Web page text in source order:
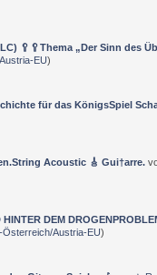
🥄🥄Thema „Der Sinn des
EU)
für das KönigsSpiel
Acoustic 🎸 Gui†arre.
DEM
Österreich/Austria-EU)